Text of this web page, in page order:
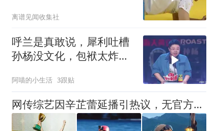
离谱见闻收集社
呼兰是真敢说，犀利吐槽
孙杨没文化，包袱太炸笑
阿喵的小生活 3跟贴
网传综艺因辛芷蕾延播引热议，无官方实锤，空穴来风的传闻经不起推敲